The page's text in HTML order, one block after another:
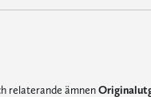
relaterande ämnen